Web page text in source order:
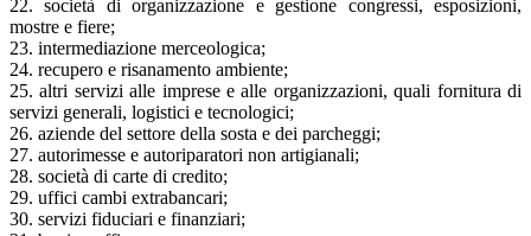
22. società di organizzazione e gestione congressi, esposizioni,
mostre e fiere;
23. intermediazione merceologica;
24. recupero e risanamento ambiente;
25. altri servizi alle imprese e alle organizzazioni, quali fornitura di
servizi generali, logistici e tecnologici;
26. aziende del settore della sosta e dei parcheggi;
27. autorimesse e autoriparatori non artigianali;
28. società di carte di credito;
29. uffici cambi extrabancari;
30. servizi fiduciari e finanziari;